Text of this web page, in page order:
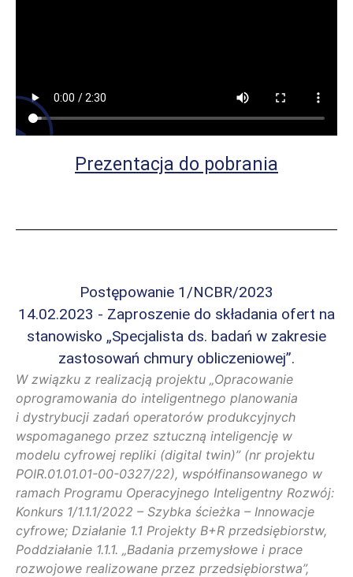
Prezentacja do pobrania
Postępowanie 1/NCBR/2023
14.02.2023 - Zaproszenie do składania ofert na
stanowisko „Specjalista ds. badań w zakresie
zastosowań chmury obliczeniowej”.
W związku z realizacją projektu „Opracowanie
oprogramowania do inteligentnego planowania
i dystrybucji zadań operatorów produkcyjnych
wspomaganego przez sztuczną inteligencję w
modelu cyfrowej repliki (digital twin)” (nr projektu
POIR.01.01.01-00-0327/22), współfinansowanego w
ramach Programu Operacyjnego Inteligentny Rozwój:
Konkurs 1/1.1.1/2022 – Szybka ścieżka – Innowacje
cyfrowe; Działanie 1.1 Projekty B+R przedsiębiorstw,
Poddziałanie 1.1.1. „Badania przemysłowe i prace
rozwojowe realizowane przez przedsiębiorstwa”,